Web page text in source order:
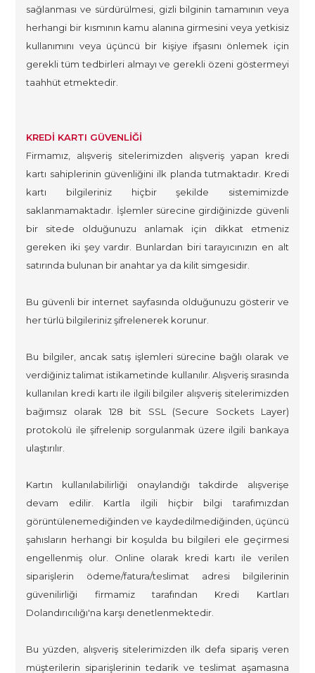
sağlanması ve sürdürülmesi, gizli bilginin tamamının veya
herhangi bir kısmının kamu alanına girmesini veya yetkisiz
kullanımını veya üçüncü bir kişiye ifşasını önlemek için
gerekli tüm tedbirleri almayı ve gerekli özeni göstermeyi
taahhüt etmektedir.
KREDİ KARTI GÜVENLİĞİ
Firmamız, alışveriş sitelerimizden alışveriş yapan kredi
kartı sahiplerinin güvenliğini ilk planda tutmaktadır. Kredi
kartı bilgileriniz hiçbir şekilde sistemimizde
saklanmamaktadır. İşlemler sürecine girdiğinizde güvenli
bir sitede olduğunuzu anlamak için dikkat etmeniz
gereken iki şey vardır. Bunlardan biri tarayıcınızın en alt
satırında bulunan bir anahtar ya da kilit simgesidir.
Bu güvenli bir internet sayfasında olduğunuzu gösterir ve
her türlü bilgileriniz şifrelenerek korunur.
Bu bilgiler, ancak satış işlemleri sürecine bağlı olarak ve
verdiğiniz talimat istikametinde kullanılır. Alışveriş sırasında
kullanılan kredi kartı ile ilgili bilgiler alışveriş sitelerimizden
bağımsız olarak 128 bit SSL (Secure Sockets Layer)
protokolü ile şifrelenip sorgulanmak üzere ilgili bankaya
ulaştırılır.
Kartın kullanılabilirliği onaylandığı takdirde alışverişe
devam edilir. Kartla ilgili hiçbir bilgi tarafımızdan
görüntülenemediğinden ve kaydedilmediğinden, üçüncü
şahısların herhangi bir koşulda bu bilgileri ele geçirmesi
engellenmiş olur. Online olarak kredi kartı ile verilen
siparişlerin ödeme/fatura/teslimat adresi bilgilerinin
güvenilirliği firmamiz tarafından Kredi Kartları
Dolandırıcılığı'na karşı denetlenmektedir.
Bu yüzden, alışveriş sitelerimizden ilk defa sipariş veren
müşterilerin siparişlerinin tedarik ve teslimat aşamasına